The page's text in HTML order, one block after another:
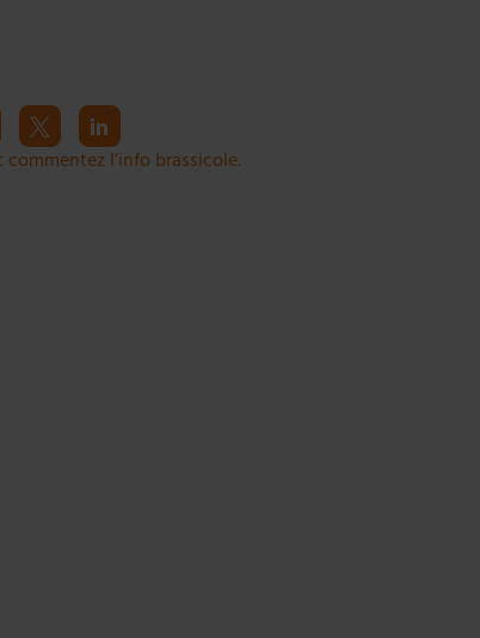
ALUMINIUM
SEMESTRE
commentez l’info brassicole.